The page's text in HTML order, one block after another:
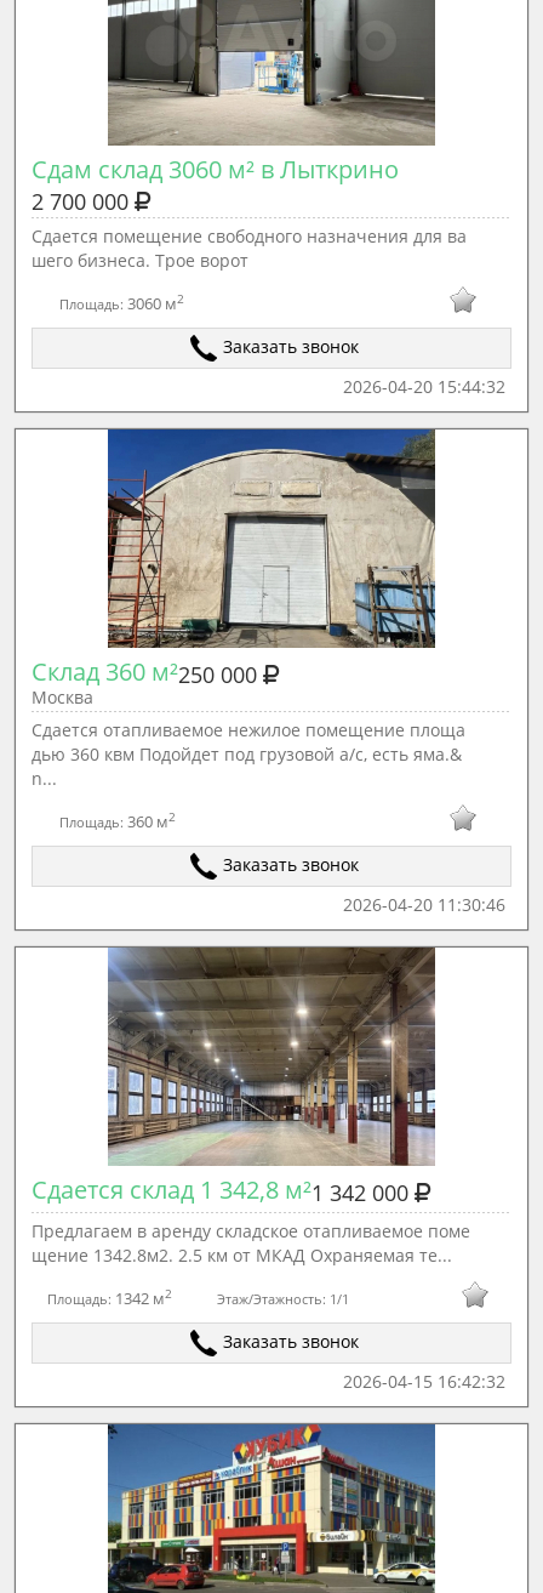
Сдам склад 3060 м² в Лыткрино
2 700 000
Сдается помещение свободного назначения для ва
шего бизнеса. Трое ворот
Площадь:3060 м2
Заказать звонок
2026-04-20 15:44:32
Склад 360 м²250 000
Москва
Сдается отапливаемое нежилое помещение площа
дью 360 квм Подойдет под грузовой а/с, есть яма.&
n...
Площадь:360 м2
Заказать звонок
2026-04-20 11:30:46
Сдается склад 1 342,8 м²1 342 000
Предлагаем в аренду складское отапливаемое поме
щение 1342.8м2. 2.5 км от МКАД Охраняемая те...
Площадь: 1342 м2 Этаж/Этажность: 1/1
Заказать звонок
2026-04-15 16:42:32